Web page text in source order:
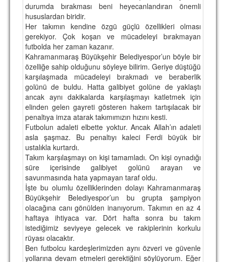
SPOR TESİSLERİ
YÖNETİM KURULU
PERSONEL
SPONSORLAR
TARİHÇE
TARİHİ BAŞARILAR
BASINDAN
KUPA MAÇLARI
ESKi BAŞKANLAR
ESKİ HOCALAR
HAKKIMIZDA
MİSYON
HAKKIMIZDA
durumda bırakması beni heyecanlandıran önemli
hususlardan biridir.
Her takımın kendine özgü güçlü özellikleri olması
gerekiyor. Çok koşan ve mücadeleyi bırakmayan
futbolda her zaman kazanır.
Kahramanmaraş Büyükşehir Belediyespor’un böyle bir
özelliğe sahip olduğunu söyleye bilirim. Geriye düştüğü
karşılaşmada mücadeleyi bırakmadı ve beraberlik
golünü de buldu. Hatta galibiyet golüne de yaklaştı
ancak aynı dakikalarda karşılaşmayı katletmek için
elinden gelen gayreti gösteren hakem tartışılacak bir
penaltıya imza atarak takımımızın hızını kesti.
Futbolun adaleti elbette yoktur. Ancak Allah’ın adaleti
asla şaşmaz. Bu penaltıyı kaleci Ferdi büyük bir
ustalıkla kurtardı.
Takım karşılaşmayı on kişi tamamladı. On kişi oynadığı
süre içerisinde galibiyet golünü arayan ve
savunmasında hata yapmayan taraf oldu.
İşte bu olumlu özelliklerinden dolayı Kahramanmaraş
Büyükşehir Belediyespor’un bu grupta şampiyon
olacağına canı gönülden inanıyorum. Takımın en az 4
haftaya ihtiyaca var. Dört hafta sonra bu takım
istediğimiz seviyeye gelecek ve rakiplerinin korkulu
rüyası olacaktır.
Ben futbolcu kardeşlerimizden aynı özveri ve güvenle
yollarına devam etmeleri gerektiğini söylüyorum. Eğer